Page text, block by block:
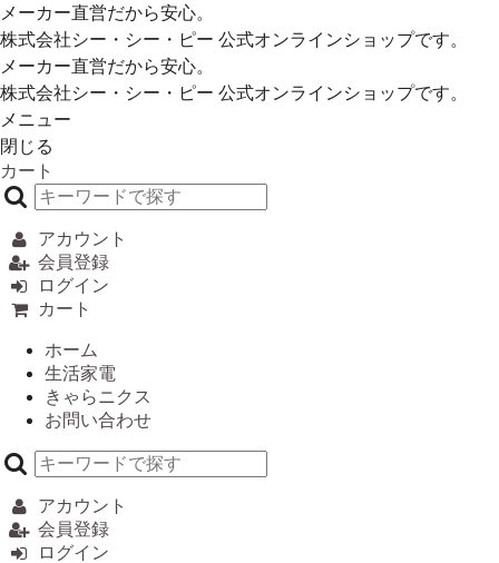
メーカー直営だから安心。
株式会社シー・シー・ピー 公式オンラインショップです。
メーカー直営だから安心。
株式会社シー・シー・ピー 公式オンラインショップです。
メニュー
閉じる
カート
アカウント
会員登録
ログイン
カート
ホーム
生活家電
きゃらニクス
お問い合わせ
アカウント
会員登録
ログイン